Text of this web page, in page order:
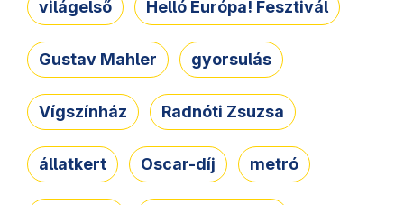
világelső Helló Európa! Fesztivál
Gustav Mahler gyorsulás
Vígszínház Radnóti Zsuzsa
állatkert Oscar-díj metró